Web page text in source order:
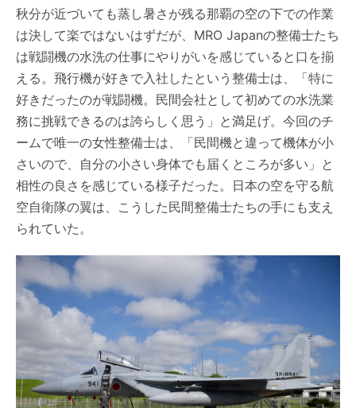
秋分が近づいても蒸し暑さが残る那覇の空の下での作業
は決して楽ではないはずだが、MRO Japanの整備士たち
は戦闘機の水洗の仕事にやりがいを感じていると口を揃
える。飛行機が好きで入社したという整備士は、「特に
好きだったのが戦闘機。民間会社として初めての水洗業
務に挑戦できるのは誇らしく思う」と満足げ。今回のチ
ームで唯一の女性整備士は、「民間機と違って機体が小
さいので、自分の小さい身体でも届くところが多い」と
相性の良さを感じている様子だった。日本の空を守る航
空自衛隊の翼は、こうした民間整備士たちの手にも支え
られていた。